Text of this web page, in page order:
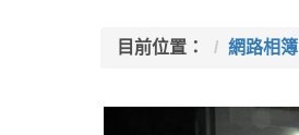
目前位置：
網路相簿